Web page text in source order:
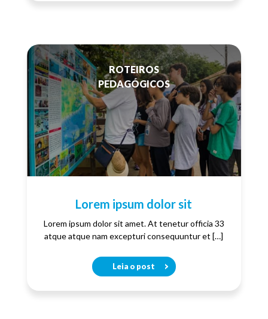
ROTEIROS
PEDAGÓGICOS
Lorem ipsum dolor sit
Lorem ipsum dolor sit amet. At tenetur officia 33
atque atque nam excepturi consequuntur et […]
Leia o post